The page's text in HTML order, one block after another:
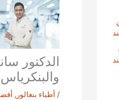
الدكتور
/ أطباء بنغالور ,